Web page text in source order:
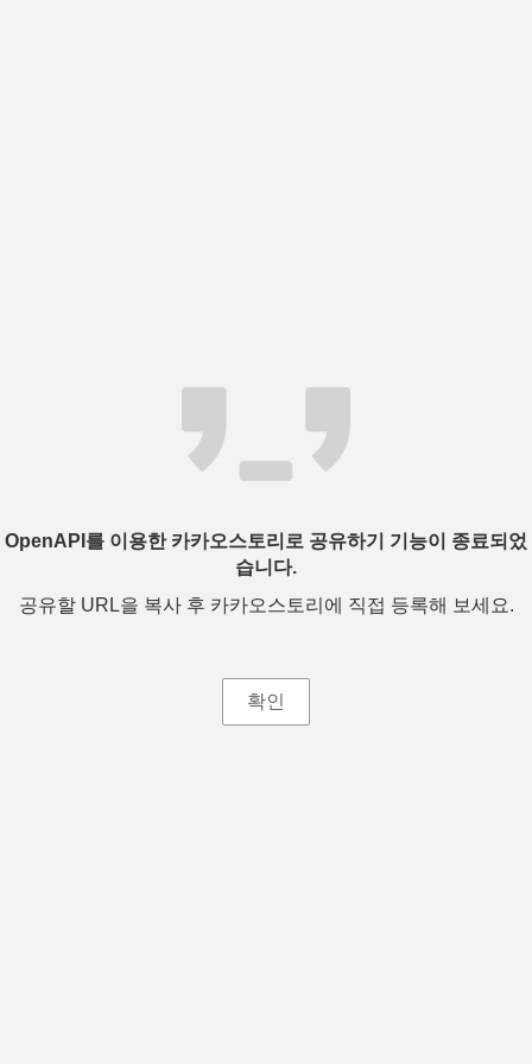
OpenAPI를 이용한 카카오스토리로 공유하기 기능이 종료되었
습니다.
공유할 URL을 복사 후 카카오스토리에 직접 등록해 보세요.
확인